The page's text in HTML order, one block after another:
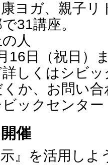
ヨガ、親子リ
31講座。
人
日（祝日）
しくはシビ
か、お問い
ックセンタ
催
』を活用しよ